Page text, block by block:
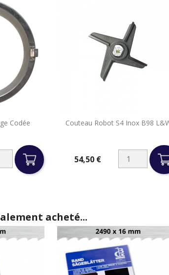
Codée Couteau Robot S4 Inox B98
54,50 €
Aperçu rapide
acheté...